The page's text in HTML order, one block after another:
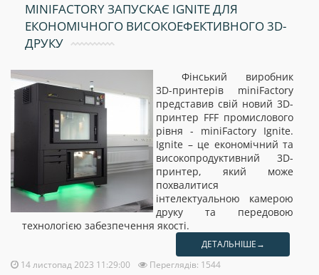
MINIFACTORY ЗАПУСКАЄ IGNITE ДЛЯ
ЕКОНОМІЧНОГО ВИСОКОЕФЕКТИВНОГО 3D-
ДРУКУ
Фінський виробник
3D-принтерів miniFactory
представив свій новий 3D-
принтер FFF промислового
рівня - miniFactory Ignite.
Ignite – це економічний та
високопродуктивний 3D-
принтер, який може
похвалитися
інтелектуальною камерою
друку та передовою
технологією забезпечення якості.
ДЕТАЛЬНІШЕ→
14 листопад 2023 11:29:00 Переглядів: 1544